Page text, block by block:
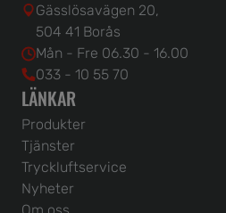
Gässlösavägen 20,
504 41 Borås
Mån - Fre 06.30 - 16.00
033 - 10 55 70
LÄNKAR
Produkter
Tjänster
Tryckluftservice
Nyheter
Om oss